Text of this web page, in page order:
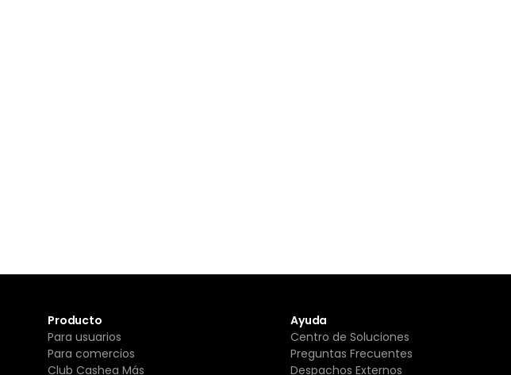
Producto
Para usuarios
Para comercios
Club Cashea Más
Ayuda
Centro de Soluciones
Preguntas Frecuentes
Despachos Externos